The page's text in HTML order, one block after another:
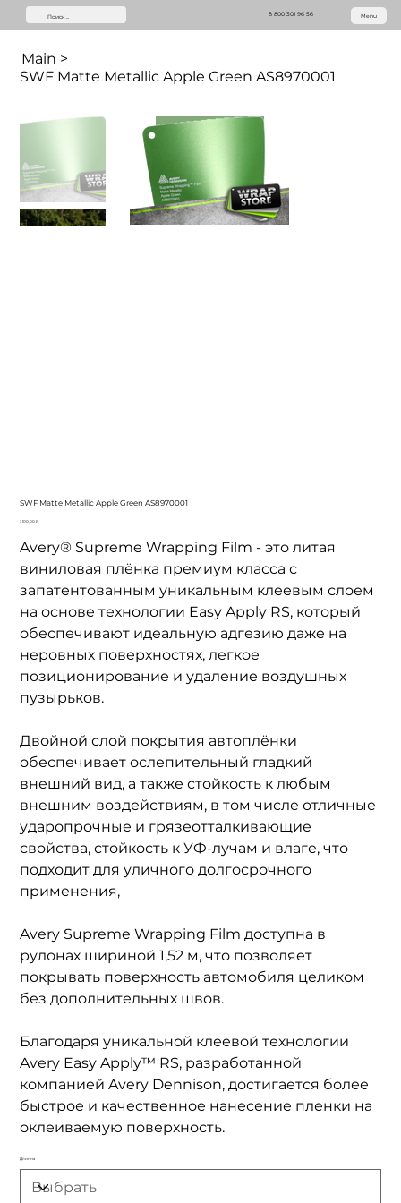
8 800 301 96 56 Menu
Main >
SWF Matte Metallic Apple Green AS8970001
SWF Matte Metallic Apple Green AS8970001
Цена
3 100,00 ₽
Avery® Supreme Wrapping Film - это литая
виниловая плёнка премиум класса с
запатентованным уникальным клеевым слоем
на основе технологии Easy Apply RS, который
обеспечивают идеальную адгезию даже на
неровных поверхностях, легкое
позиционирование и удаление воздушных
пузырьков.
Двойной слой покрытия автоплёнки
обеспечивает ослепительный гладкий
внешний вид, а также стойкость к любым
внешним воздействиям, в том числе отличные
ударопрочные и грязеотталкивающие
свойства, стойкость к УФ-лучам и влаге, что
подходит для уличного долгосрочного
применения,
Avery Supreme Wrapping Film доступна в
рулонах шириной 1,52 м, что позволяет
покрывать поверхность автомобиля целиком
без дополнительных швов.
Благодаря уникальной клеевой технологии
Avery Easy Apply™ RS, разработанной
компанией Avery Dennison, достигается более
быстрое и качественное нанесение пленки на
оклеиваемую поверхность.
Длинна